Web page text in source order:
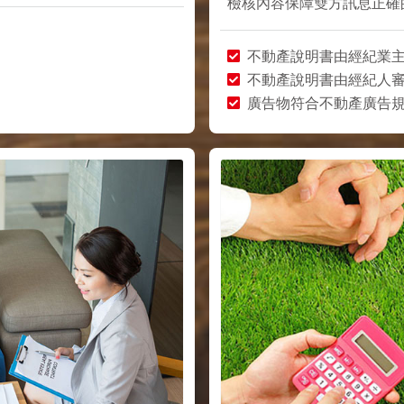
檢核內容保障雙方訊息正確
不動產說明書由經紀業
不動產說明書由經紀人
廣告物符合不動產廣告